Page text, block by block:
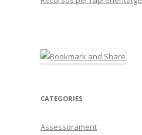
CATEGORIES
Assessorament